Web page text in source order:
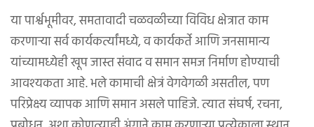
या पार्श्वभूमीवर, समतावादी चळवळीच्या विविध क्षेत्रात काम
करणाऱ्या सर्व कार्यकर्त्यांमध्ये, व कार्यकर्ते आणि जनसामान्य
यांच्यामध्येही खूप जास्त संवाद व समान समज निर्माण होण्याची
आवश्यकता आहे. भले कामाची क्षेत्रं वेगवेगळी असतील, पण
परिप्रेक्ष्य व्यापक आणि समान असले पाहिजे. त्यात संघर्ष, रचना,